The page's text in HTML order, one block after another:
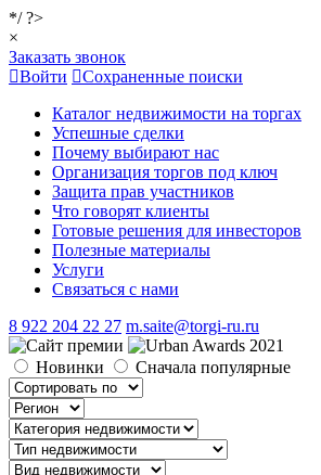
*/ ?>
×
Заказать звонок
Войти
Сохраненные поиски
Каталог недвижимости на торгах
Успешные сделки
Почему выбирают нас
Организация торгов под ключ
Защита прав участников
Что говорят клиенты
Готовые решения для инвесторов
Полезные материалы
Услуги
Связаться с нами
8 922 204 22 27 m.saite@torgi-ru.ru
Новинки Сначала популярные